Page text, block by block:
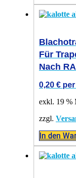
Für
Nach
0,20 €
exkl. 19 %
zzgl.
In den